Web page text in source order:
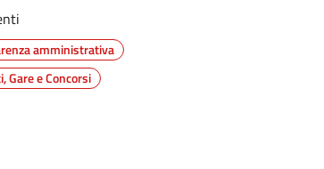
amministrativa
Gare e Concorsi